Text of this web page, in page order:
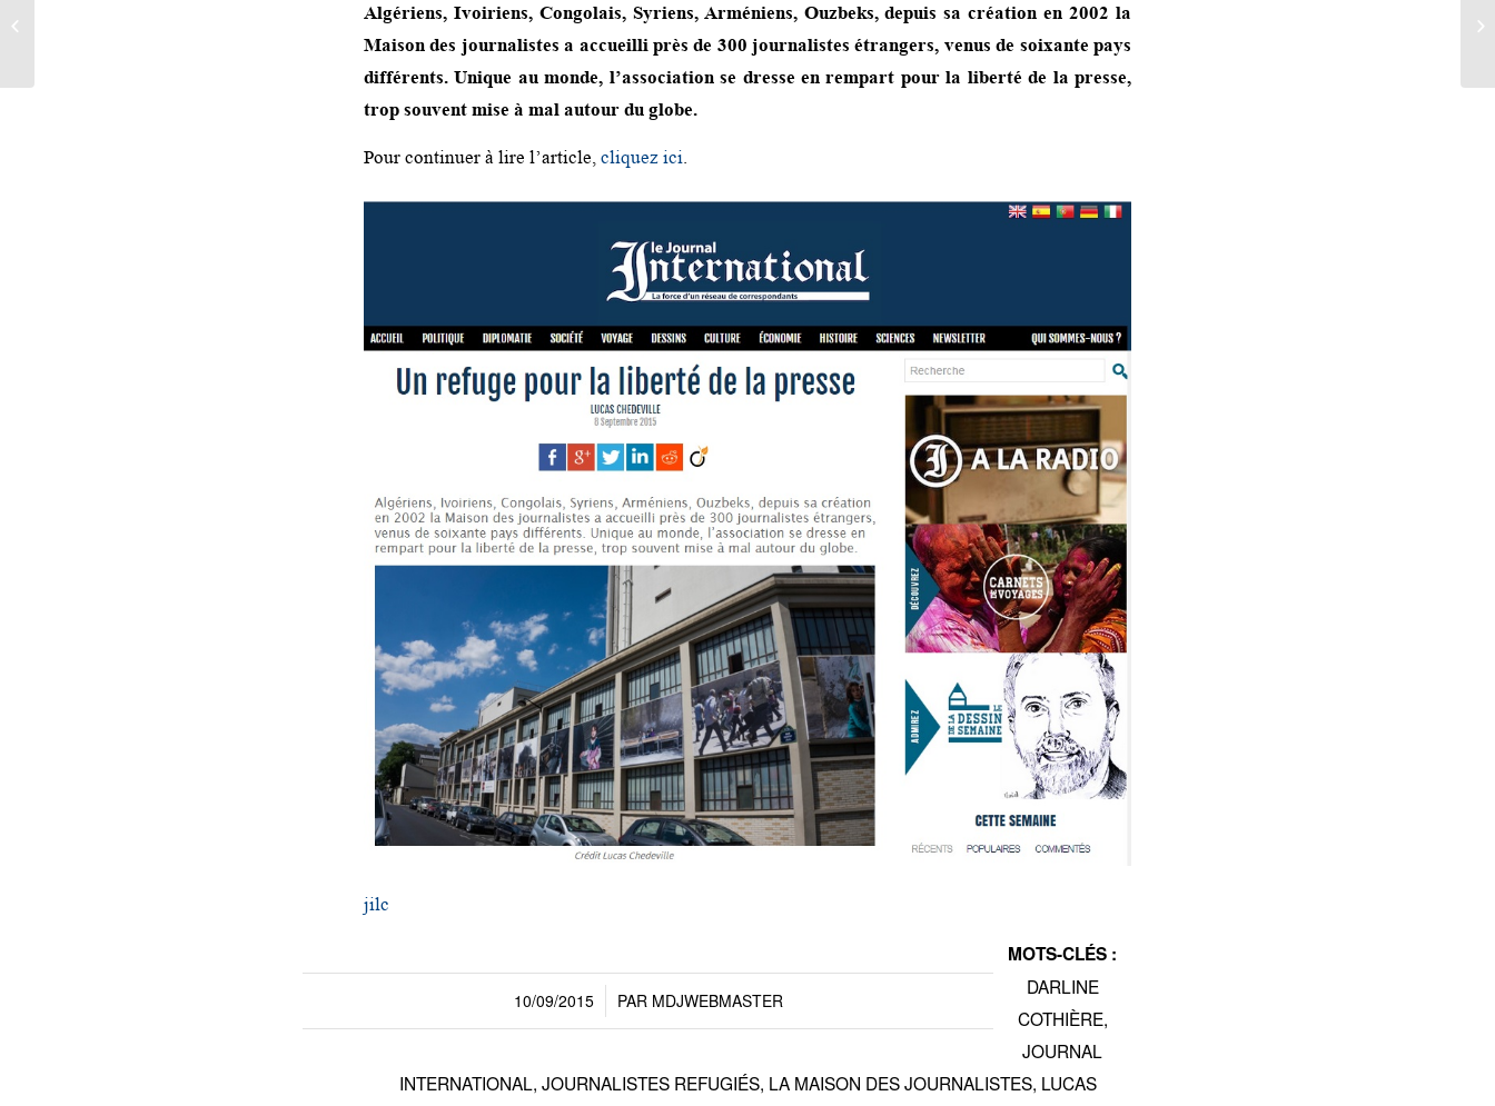
Algériens, Ivoiriens, Congolais, Syriens, Arméniens, Ouzbeks, depuis sa création en 2002 la
Maison des journalistes a accueilli près de 300 journalistes étrangers, venus de soixante pays
différents. Unique au monde, l’association se dresse en rempart pour la liberté de la presse,
trop souvent mise à mal autour du globe.
Pour continuer à lire l’article, cliquez ici.
jilc
10/09/2015
/ PAR MDJWEBMASTER
MOTS-CLÉS :
DARLINE
COTHIÈRE,
JOURNAL
INTERNATIONAL, JOURNALISTES REFUGIÉS, LA MAISON DES JOURNALISTES, LUCAS